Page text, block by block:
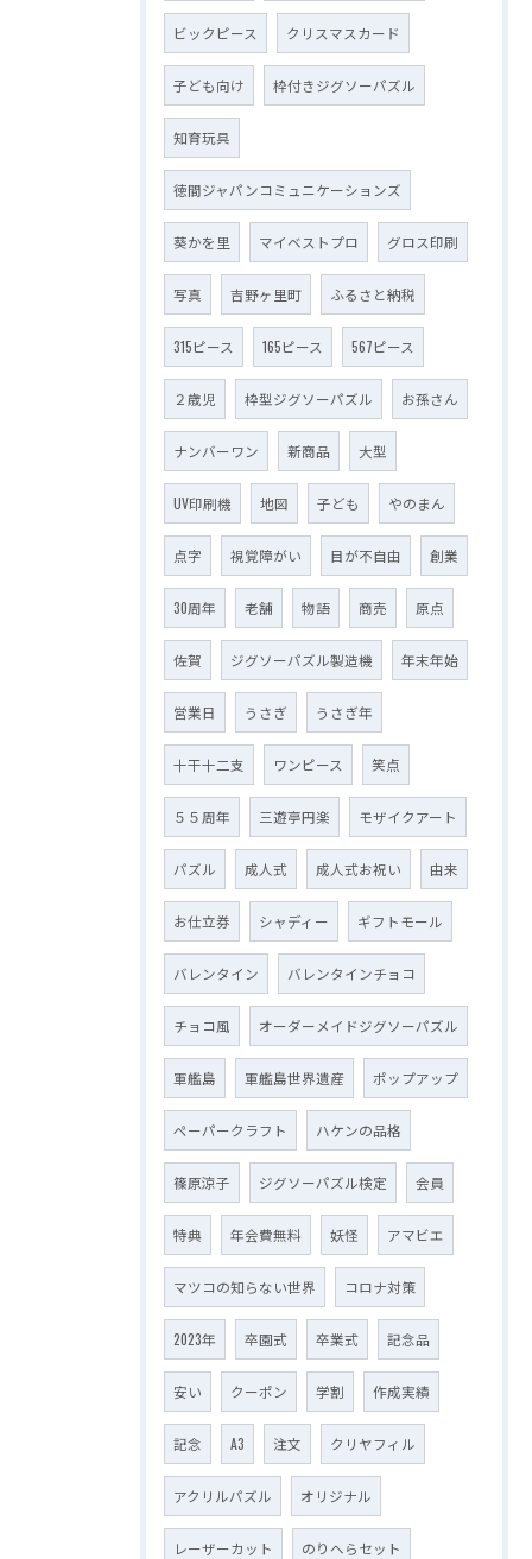
ビックピース クリスマスカード
子ども向け 枠付きジグソーパズル
知育玩具
徳間ジャパンコミュニケーションズ
葵かを里 マイベストプロ グロス印刷
写真 吉野ヶ里町 ふるさと納税
315ピース 165ピース 567ピース
２歳児 枠型ジグソーパズル お孫さん
ナンバーワン 新商品 大型
UV印刷機 地図 子ども やのまん
点字 視覚障がい 目が不自由 創業
30周年 老舗 物語 商売 原点
佐賀 ジグソーパズル製造機 年末年始
営業日 うさぎ うさぎ年
十干十二支 ワンピース 笑点
５５周年 三遊亭円楽 モザイクアート
パズル 成人式 成人式お祝い 由来
お仕立券 シャディー ギフトモール
バレンタイン バレンタインチョコ
チョコ風 オーダーメイドジグソーパズル
軍艦島 軍艦島世界遺産 ポップアップ
ペーパークラフト ハケンの品格
篠原涼子 ジグソーパズル検定 会員
特典 年会費無料 妖怪 アマビエ
マツコの知らない世界 コロナ対策
2023年 卒園式 卒業式 記念品
安い クーポン 学割 作成実績
記念 A3 注文 クリヤフィル
アクリルパズル オリジナル
レーザーカット のりへらセット